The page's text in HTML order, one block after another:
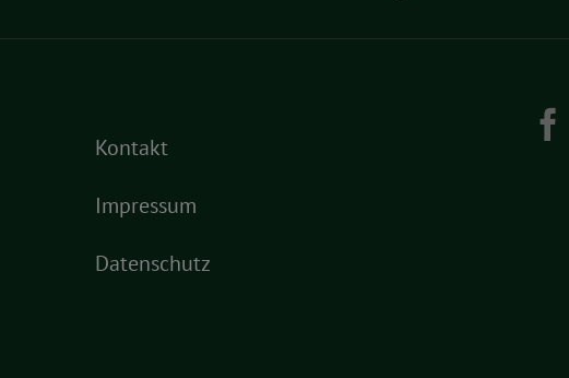
Kontakt
Impressum
Datenschutz